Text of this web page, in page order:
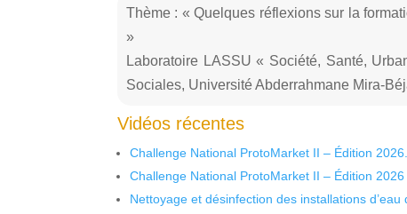
Thème : « Quelques réflexions sur la
»
Laboratoire LASSU « Société, Santé,
Sociales, Université Abderrahmane Mira-
Vidéos récentes
Challenge National ProtoMarket II – Édition
Challenge National ProtoMarket II – Édition 2026
Nettoyage et désinfection des installations d’eau